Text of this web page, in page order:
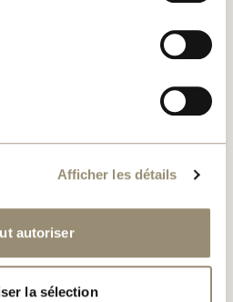
Afficher les détails
autoriser
la sélection